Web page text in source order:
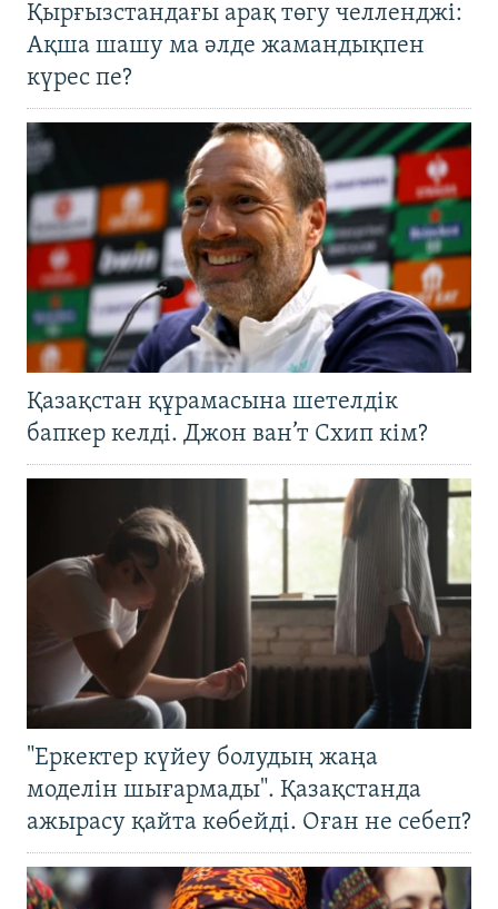
Қырғызстандағы арақ төгу челленджі:
Ақша шашу ма әлде жамандықпен
күрес пе?
Қазақстан құрамасына шетелдік
бапкер келді. Джон ван’т Схип кім?
"Еркектер күйеу болудың жаңа
моделін шығармады". Қазақстанда
ажырасу қайта көбейді. Оған не себеп?